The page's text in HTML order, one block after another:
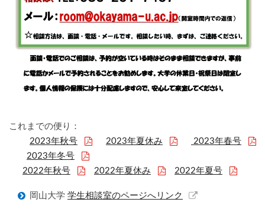
これまでの便り：
2023年秋号
2023年夏休み
2023年春号
2023年冬号
2022年秋号
2022年夏休み 2022年夏号
岡山大学 学生相談室のページへリンク